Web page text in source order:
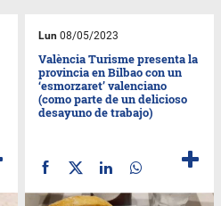
Lun 08/05/2023
València Turisme presenta la
provincia en Bilbao con un
‘esmorzaret’ valenciano
(como parte de un delicioso
desayuno de trabajo)